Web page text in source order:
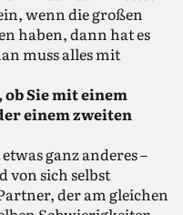
wenn die großen
haben, dann hat es
muss alles mit
Sie mit einem
einem zweiten
ganz anderes –
von sich selbst
der am gleichen